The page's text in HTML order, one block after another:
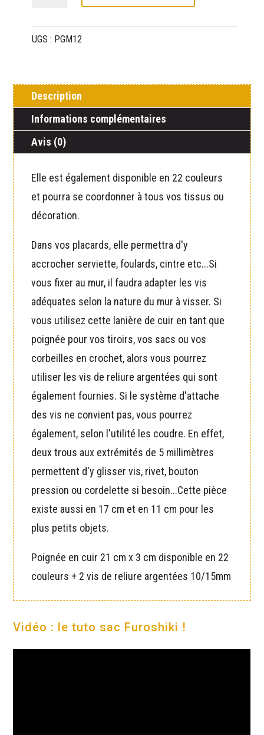
en
cm
sable
+
2
vis
UGS : PGM12
Description
Informations complémentaires
Avis (0)
Elle est également disponible en 22 couleurs
et pourra se coordonner à tous vos tissus ou
décoration.
Dans vos placards, elle permettra d'y
accrocher serviette, foulards, cintre etc...Si
vous fixer au mur, il faudra adapter les vis
adéquates selon la nature du mur à visser. Si
vous utilisez cette lanière de cuir en tant que
poignée pour vos tiroirs, vos sacs ou vos
corbeilles en crochet, alors vous pourrez
utiliser les vis de reliure argentées qui sont
également fournies. Si le système d'attache
des vis ne convient pas, vous pourrez
également, selon l'utilité les coudre. En effet,
deux trous aux extrémités de 5 millimètres
permettent d'y glisser vis, rivet, bouton
pression ou cordelette si besoin...Cette pièce
existe aussi en 17 cm et en 11 cm pour les
plus petits objets.
Poignée en cuir 21 cm x 3 cm disponible en 22
couleurs + 2 vis de reliure argentées 10/15mm
Vidéo : le tuto sac Furoshiki !